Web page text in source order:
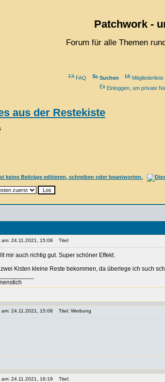
Patchwork -
Forum für alle Themen
FAQ Suchen Mitgliederliste
Einloggen, um private
aus der Restekiste
am: 24.11.2021, 15:08 Titel:
mir auch richtig gut. Super schöner Effekt.
zwei Kisten kleine Reste bekommen, da überlege ich such
am: 24.11.2021, 15:08 Titel: Werbung
am: 24.11.2021, 16:19 Titel: